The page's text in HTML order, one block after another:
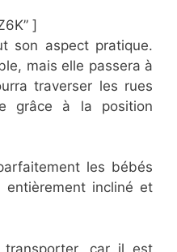
]
son aspect pratique.
mais elle passera à
traverser les rues
grâce à la position
les bébés
entièrement incliné et
car il est